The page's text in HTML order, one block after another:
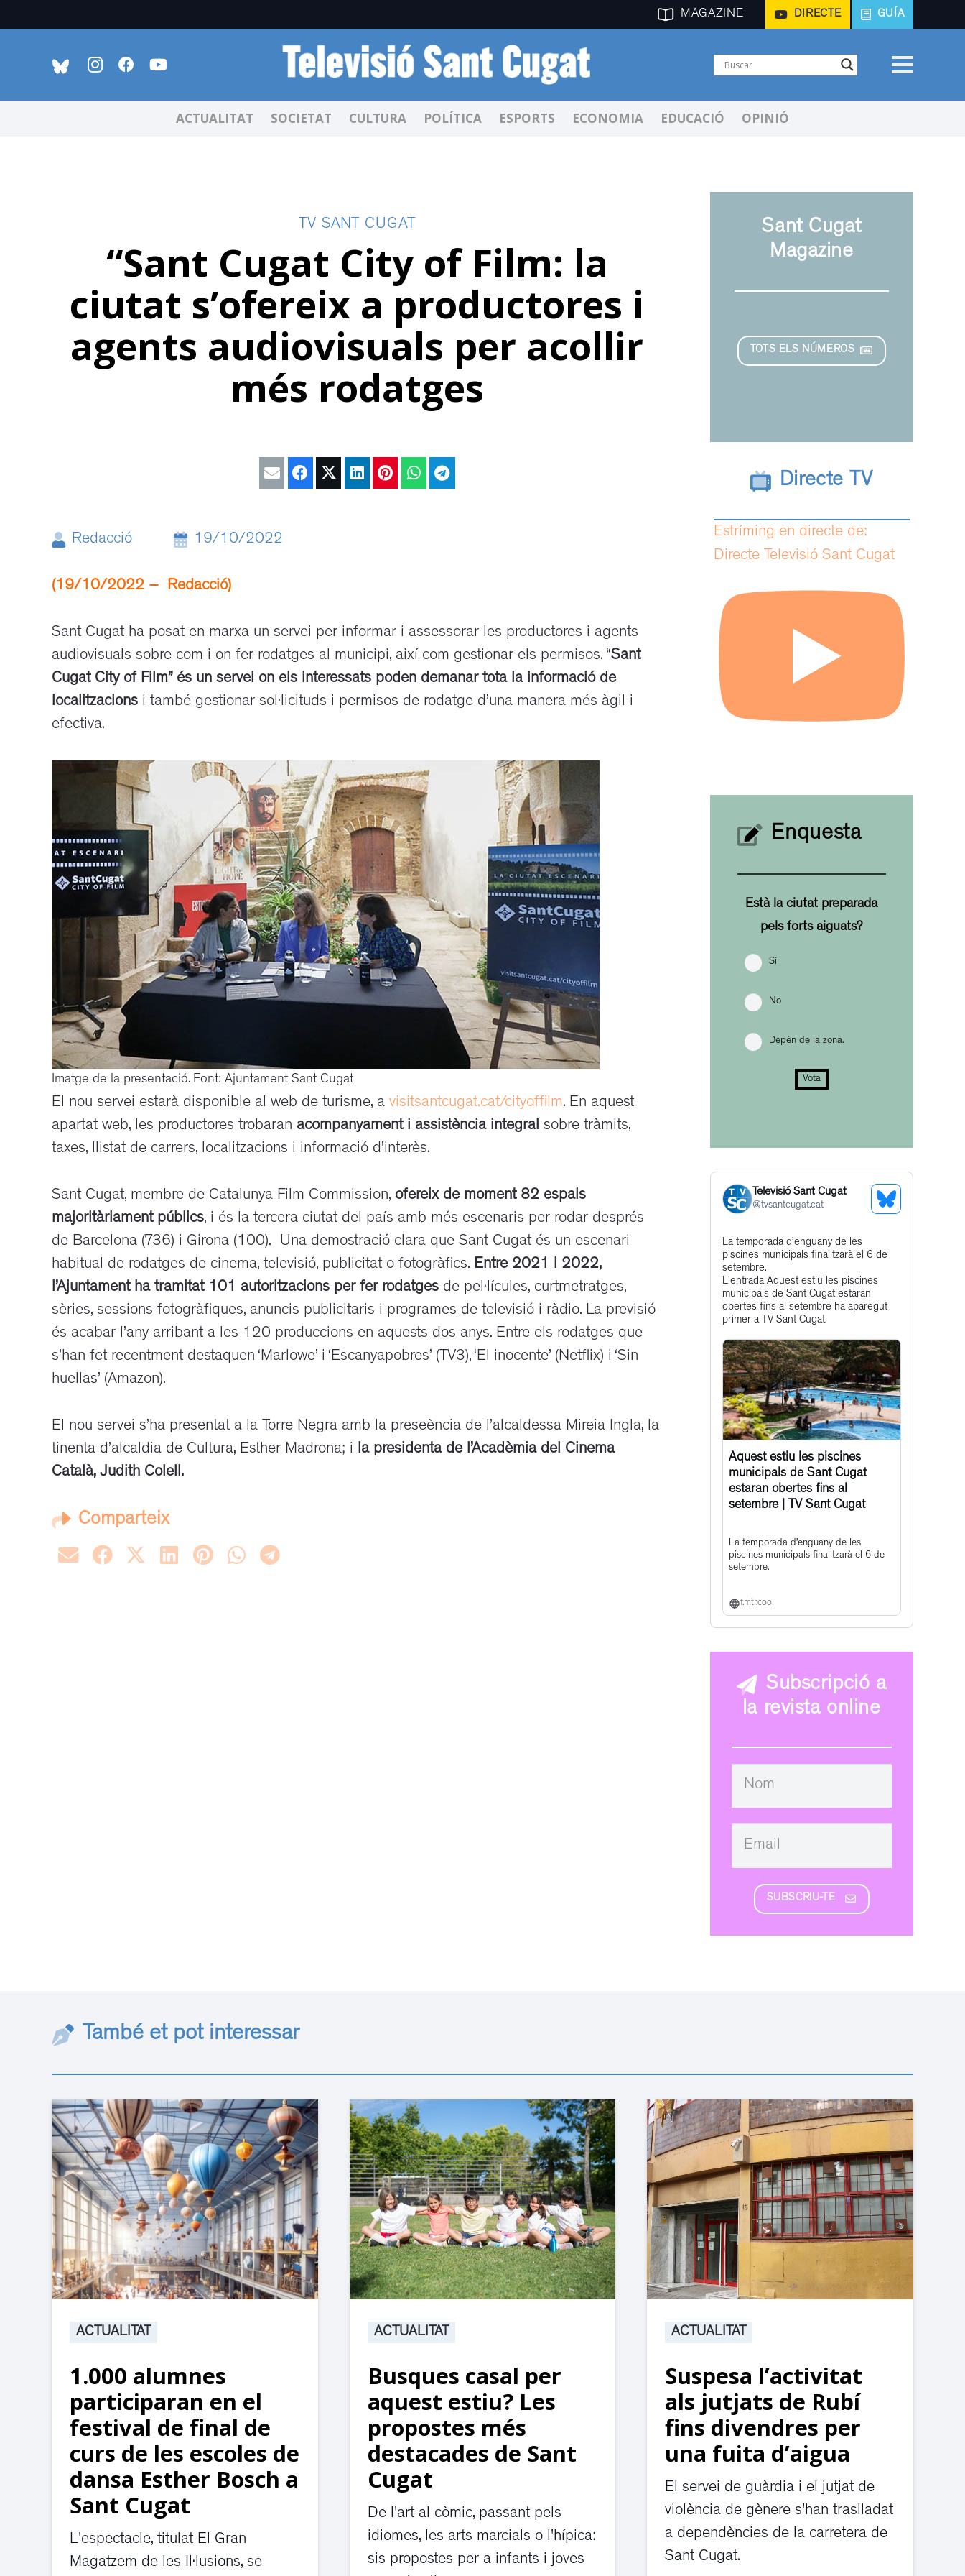
MAGAZINE DIRECTE GUÍA
ACTUALITAT SOCIETAT CULTURA POLÍTICA ESPORTS ECONOMIA EDUCACIÓ OPINIÓ
TV SANT CUGAT
“Sant Cugat City of Film: la
ciutat s’ofereix a productores i
agents audiovisuals per acollir
més rodatges
Redacció 19/10/2022
(19/10/2022 – Redacció)
Sant Cugat ha posat en marxa un servei per informar i assessorar les productores i agents
audiovisuals sobre com i on fer rodatges al municipi, així com gestionar els permisos. “Sant
Cugat City of Film” és un servei on els interessats poden demanar tota la informació de
localitzacions i també gestionar sol·licituds i permisos de rodatge d’una manera més àgil i
efectiva.
Imatge de la presentació. Font: Ajuntament Sant Cugat
El nou servei estarà disponible al web de turisme, a visitsantcugat.cat/cityoffilm. En aquest
apartat web, les productores trobaran acompanyament i assistència integral sobre tràmits,
taxes, llistat de carrers, localitzacions i informació d’interès.
Sant Cugat, membre de Catalunya Film Commission, ofereix de moment 82 espais
majoritàriament públics, i és la tercera ciutat del país amb més escenaris per rodar després
de Barcelona (736) i Girona (100). Una demostració clara que Sant Cugat és un escenari
habitual de rodatges de cinema, televisió, publicitat o fotogràfics. Entre 2021 i 2022,
l’Ajuntament ha tramitat 101 autoritzacions per fer rodatges de pel·lícules, curtmetratges,
sèries, sessions fotogràfiques, anuncis publicitaris i programes de televisió i ràdio. La previsió
és acabar l’any arribant a les 120 produccions en aquests dos anys. Entre els rodatges que
s’han fet recentment destaquen ‘Marlowe’ i ‘Escanyapobres’ (TV3), ‘El inocente’ (Netflix) i ‘Sin
huellas’ (Amazon).
El nou servei s’ha presentat a la Torre Negra amb la preseència de l’alcaldessa Mireia Ingla, la
tinenta d’alcaldia de Cultura, Esther Madrona; i la presidenta de l’Acadèmia del Cinema
Català, Judith Colell.
Comparteix
Sant Cugat
Magazine
TOTS ELS NÚMEROS
Directe TV
Estríming en directe de:
Directe Televisió Sant Cugat
Enquesta
Està la ciutat preparada
pels forts aiguats?
Sí
No
Depèn de la zona.
Vota
Televisió Sant Cugat
@tvsantcugat.cat
See
Get
to
this
post
La temporada d’enguany de les
piscines municipals finalitzarà el 6 de
setembre.
L'entrada Aquest estiu les piscines
municipals de Sant Cugat estaran
obertes fins al setembre ha aparegut
primer a TV Sant Cugat.
Aquest estiu les piscines
municipals de Sant Cugat
estaran obertes fins al
setembre | TV Sant Cugat
La temporada d’enguany de les
piscines municipals finalitzarà el 6 de
setembre.
f.mtr.cool
Subscripció a
la revista online
SUBSCRIU-TE
També et pot interessar
ACTUALITAT
1.000 alumnes
participaran en el
festival de final de
curs de les escoles de
dansa Esther Bosch a
Sant Cugat
L'espectacle, titulat El Gran
Magatzem de les Il·lusions, se
ACTUALITAT
Busques casal per
aquest estiu? Les
propostes més
destacades de Sant
Cugat
De l'art al còmic, passant pels
idiomes, les arts marcials o l'hípica:
sis propostes per a infants i joves
ACTUALITAT
Suspesa l’activitat
als jutjats de Rubí
fins divendres per
una fuita d’aigua
El servei de guàrdia i el jutjat de
violència de gènere s'han traslladat
a dependències de la carretera de
Sant Cugat.